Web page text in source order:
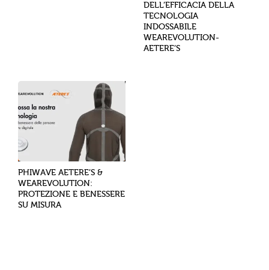
DELL’EFFICACIA DELLA
TECNOLOGIA
INDOSSABILE
WEAREVOLUTION-
AETERE’S
PHIWAVE AETERE’S &
WEAREVOLUTION:
PROTEZIONE E BENESSERE
SU MISURA